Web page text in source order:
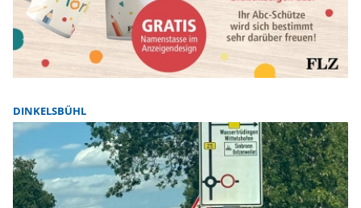
DINKELSBÜHL